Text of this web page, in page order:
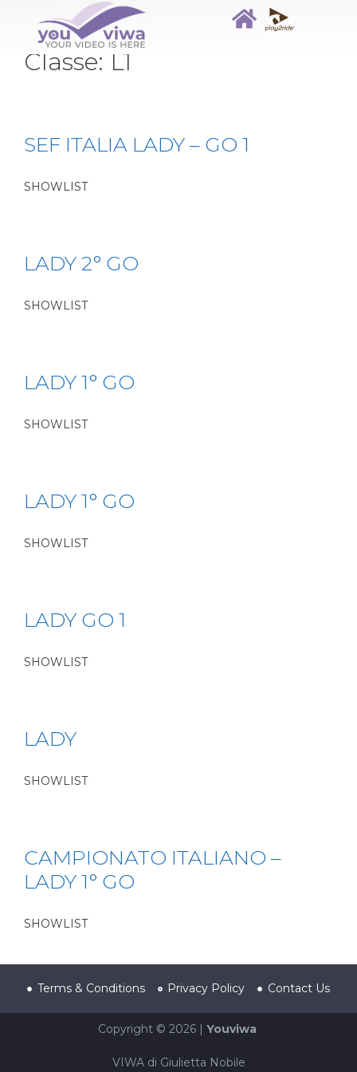
Classe: L1
SEF ITALIA LADY – GO 1
SHOWLIST
LADY 2° GO
SHOWLIST
LADY 1° GO
SHOWLIST
LADY 1° GO
SHOWLIST
LADY GO 1
SHOWLIST
LADY
SHOWLIST
CAMPIONATO ITALIANO –
LADY 1° GO
SHOWLIST
Terms & Conditions Privacy Policy Contact Us
Copyright © 2026 | Youviwa
VIWA di Giulietta Nobile